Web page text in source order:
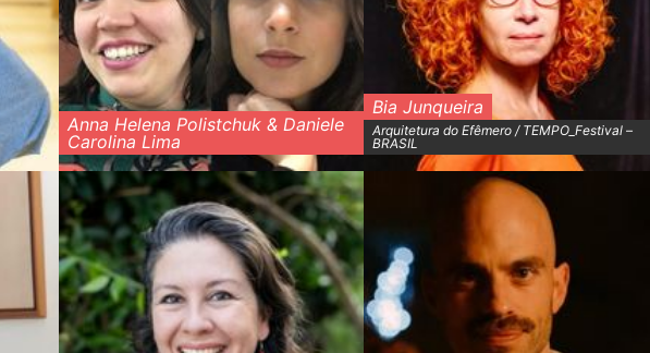
Anna Helena Polistchuk & Daniele
Carolina Lima
Bia Junqueira
Arquitetura do Efêmero / TEMPO_Festival –
BRASIL